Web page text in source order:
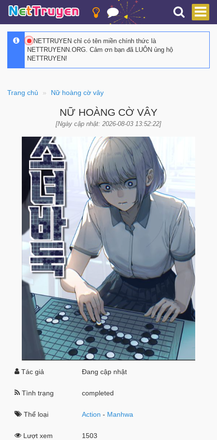
NETTRUYEN chỉ có tên miền chính thức là
NETTRUYENN.ORG. Cảm ơn bạn đã LUÔN ủng hộ
NETTRUYEN!
Trang chủ Nữ hoàng cờ vây
NỮ HOÀNG CỜ VÂY
[Ngày cập nhật: 2026-08-03 13:52:22]
Tác giả Đang cập nhật
Tình trạng completed
Thể loại Action - Manhwa
Lượt xem 1503